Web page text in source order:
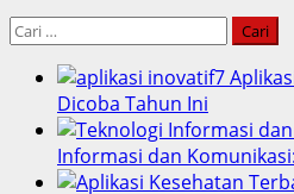
Cari
7
Dicoba Tahun Ini
Informasi dan